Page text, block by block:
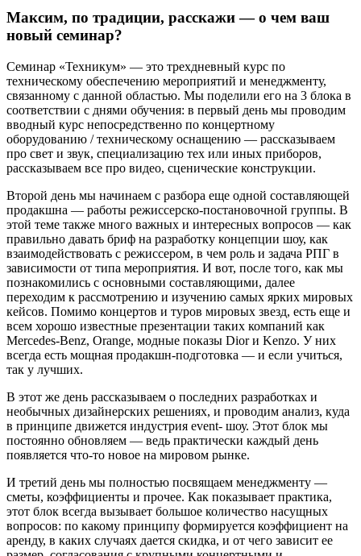
Максим, по традиции, расскажи — о чем ваш
новый семинар?
Семинар «Техникум» — это трехдневный курс по
техническому обеспечению мероприятий и менеджменту,
связанному с данной областью. Мы поделили его на 3 блока в
соответствии с днями обучения: в первый день мы проводим
вводный курс непосредственно по концертному
оборудованию / техническому оснащению — рассказываем
про свет и звук, специализацию тех или иных приборов,
рассказываем все про видео, сценические конструкции.
Второй день мы начинаем с разбора еще одной составляющей
продакшна — работы режиссерско-постановочной группы. В
этой теме также много важных и интересных вопросов — как
правильно давать бриф на разработку концепции шоу, как
взаимодействовать с режиссером, в чем роль и задача РПГ в
зависимости от типа мероприятия. И вот, после того, как мы
познакомились с основными составляющими, далее
переходим к рассмотрению и изучению самых ярких мировых
кейсов. Помимо концертов и туров мировых звезд, есть еще и
всем хорошо известные презентации таких компаний как
Mercedes-Benz, Orange, модные показы Dior и Kenzo. У них
всегда есть мощная продакшн-подготовка — и если учиться,
так у лучших.
В этот же день рассказываем о последних разработках и
необычных дизайнерских решениях, и проводим анализ, куда
в принципе движется индустрия event- шоу. Этот блок мы
постоянно обновляем — ведь практически каждый день
появляется что-то новое на мировом рынке.
И третий день мы полностью посвящаем менеджменту —
сметы, коэффициенты и прочее. Как показывает практика,
этот блок всегда вызывает большое количество насущных
вопросов: по какому принципу формируется коэффициент на
аренду, в каких случаях дается скидка, и от чего зависит ее